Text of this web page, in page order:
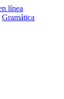
Gramática